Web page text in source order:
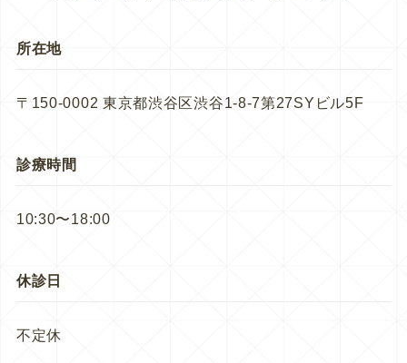
所在地
〒150-0002 東京都渋谷区渋谷1-8-7第27SYビル5F
診療時間
10:30〜18:00
休診日
不定休